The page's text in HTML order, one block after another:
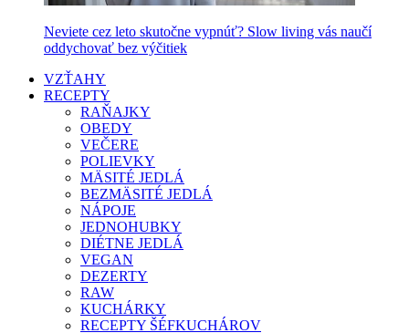
Neviete cez leto skutočne vypnúť? Slow living vás naučí
oddychovať bez výčitiek
VZŤAHY
RECEPTY
RAŇAJKY
OBEDY
VEČERE
POLIEVKY
MÄSITÉ JEDLÁ
BEZMÄSITÉ JEDLÁ
NÁPOJE
JEDNOHUBKY
DIÉTNE JEDLÁ
VEGAN
DEZERTY
RAW
KUCHÁRKY
RECEPTY ŠÉFKUCHÁROV